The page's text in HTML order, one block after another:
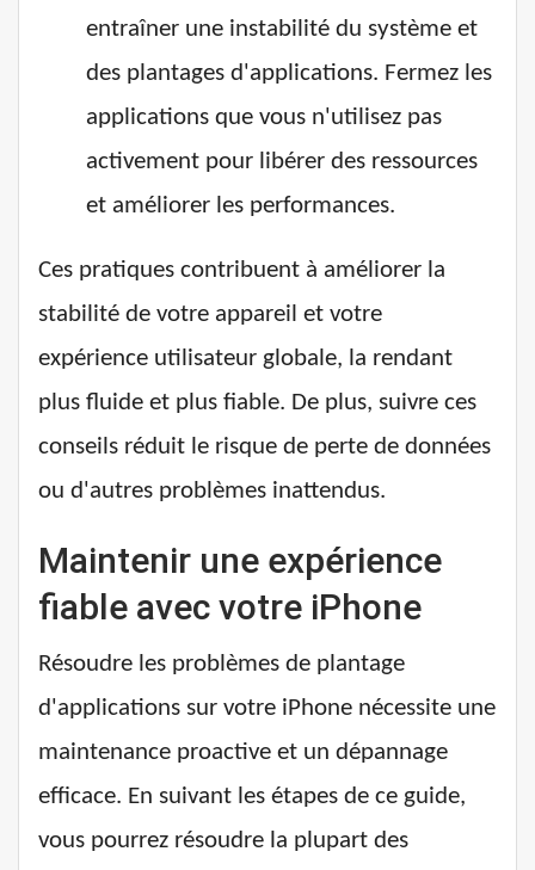
entraîner une instabilité du système et
des plantages d'applications. Fermez les
applications que vous n'utilisez pas
activement pour libérer des ressources
et améliorer les performances.
Ces pratiques contribuent à améliorer la
stabilité de votre appareil et votre
expérience utilisateur globale, la rendant
plus fluide et plus fiable. De plus, suivre ces
conseils réduit le risque de perte de données
ou d'autres problèmes inattendus.
Maintenir une expérience
fiable avec votre iPhone
Résoudre les problèmes de plantage
d'applications sur votre iPhone nécessite une
maintenance proactive et un dépannage
efficace. En suivant les étapes de ce guide,
vous pourrez résoudre la plupart des